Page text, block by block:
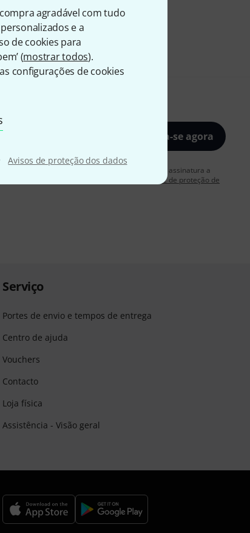
agradável com tudo
e a
de cookies para
(mostrar todos).
configurações de cookies
Avisos de proteção dos dados
Inscreva-se agora
publicidade por e-mail. Posso cancelar a assinatura a
diretriz de proteção de
Serviço
Portes de envio e tempos de entrega
Centro de ajuda
Vouchers
Contacto
Loja física
Assistência - Visão geral